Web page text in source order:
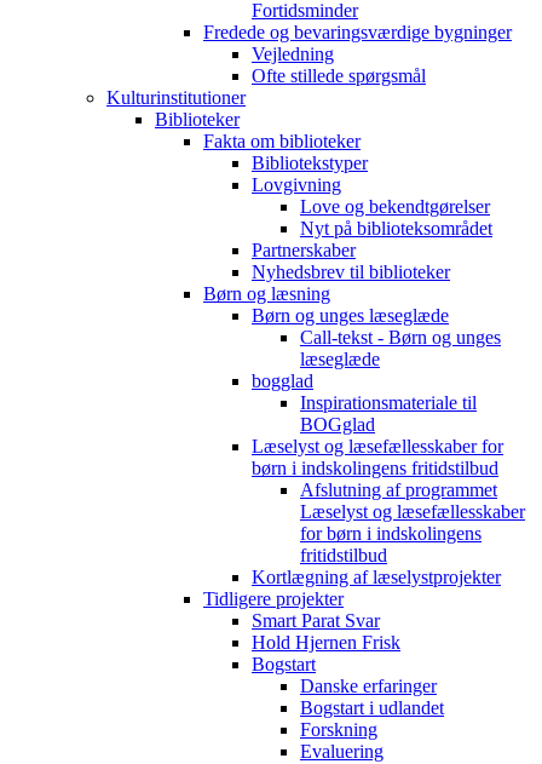
Fortidsminder
Fredede og bevaringsværdige bygninger
Vejledning
Ofte stillede spørgsmål
Kulturinstitutioner
Biblioteker
Fakta om biblioteker
Bibliotekstyper
Lovgivning
Love og bekendtgørelser
Nyt på biblioteksområdet
Partnerskaber
Nyhedsbrev til biblioteker
Børn og læsning
Børn og unges læseglæde
Call-tekst - Børn og unges
læseglæde
bogglad
Inspirationsmateriale til
BOGglad
Læselyst og læsefællesskaber for
børn i indskolingens fritidstilbud
Afslutning af programmet
Læselyst og læsefællesskaber
for børn i indskolingens
fritidstilbud
Kortlægning af læselystprojekter
Tidligere projekter
Smart Parat Svar
Hold Hjernen Frisk
Bogstart
Danske erfaringer
Bogstart i udlandet
Forskning
Evaluering